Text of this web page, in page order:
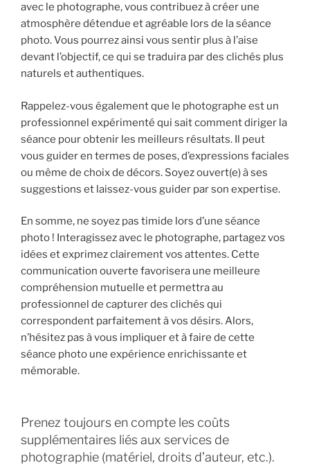
avec le photographe, vous contribuez à créer une
atmosphère détendue et agréable lors de la séance
photo. Vous pourrez ainsi vous sentir plus à l’aise
devant l’objectif, ce qui se traduira par des clichés plus
naturels et authentiques.
Rappelez-vous également que le photographe est un
professionnel expérimenté qui sait comment diriger la
séance pour obtenir les meilleurs résultats. Il peut
vous guider en termes de poses, d’expressions faciales
ou même de choix de décors. Soyez ouvert(e) à ses
suggestions et laissez-vous guider par son expertise.
En somme, ne soyez pas timide lors d’une séance
photo ! Interagissez avec le photographe, partagez vos
idées et exprimez clairement vos attentes. Cette
communication ouverte favorisera une meilleure
compréhension mutuelle et permettra au
professionnel de capturer des clichés qui
correspondent parfaitement à vos désirs. Alors,
n’hésitez pas à vous impliquer et à faire de cette
séance photo une expérience enrichissante et
mémorable.
Prenez toujours en compte les coûts
supplémentaires liés aux services de
photographie (matériel, droits d’auteur, etc.).